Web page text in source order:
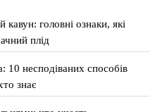
кавун: головні ознаки, які
плід
10 несподіваних способів
знає